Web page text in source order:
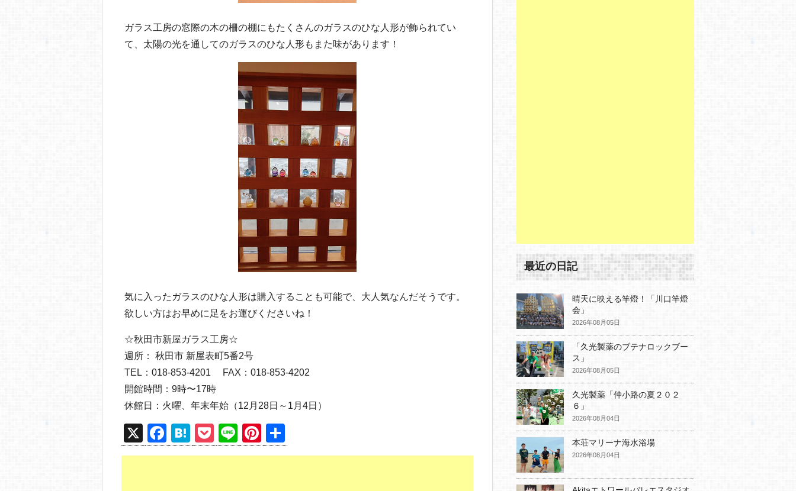
ガラス工房の窓際の木の柵の棚にもたくさんのガラスのひな人形が飾られてい
て、太陽の光を通してのガラスのひな人形もまた味があります！
気に入ったガラスのひな人形は購入することも可能で、大人気なんだそうです。
欲しい方はお早めに足をお運びくださいね！
☆秋田市新屋ガラス工房☆
週所： 秋田市 新屋表町5番2号
TEL：018-853-4201 FAX：018-853-4202
開館時間：9時〜17時
休館日：火曜、年末年始（12月28日～1月4日）
X
F
a
H
at
P
o
Li
n
Pi
nt 有
最近の日記
晴天に映える竿燈！「川口竿燈
会」
2026年08月05日
「久光製薬のブテナロックブー
ス」
2026年08月05日
久光製薬「仲小路の夏２０２
６」
2026年08月04日
本荘マリーナ海水浴場
2026年08月04日